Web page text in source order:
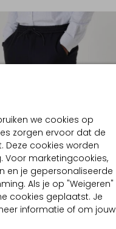
we cookies op
zorgen ervoor dat de
Deze cookies worden
marketingcookies,
en je gepersonaliseerde
Als je op "Weigeren"
cookies geplaatst. Je
informatie of om jouw